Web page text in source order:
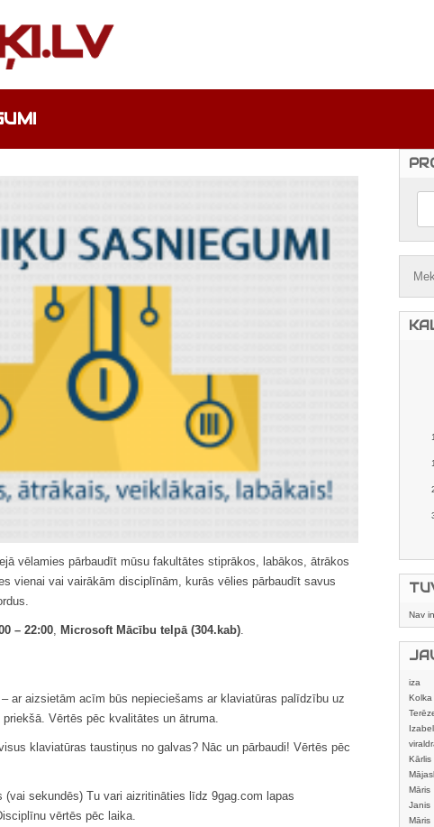
vēlamies pārbaudīt mūsu fakultātes stiprākos, labākos, ātrākos
vienai vai vairākām disciplīnām, kurās vēlies pārbaudīt savus
– 22:00, Microsoft Mācību telpā (304.kab).
– ar aizsietām acīm būs nepieciešams ar klaviatūras palīdzību uz
Vērtēs pēc kvalitātes un ātruma.
klaviatūras taustiņus no galvas? Nāc un pārbaudi! Vērtēs pēc
(vai sekundēs) Tu vari aizritināties līdz 9gag.com lapas
vērtēs pēc laika.
Nav
iza
Kolka
Kārlis
Māris
Janis
Māris